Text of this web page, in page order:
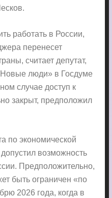
работать в России,
перенесет
считает депутат,
люди» в Госдуме
случае доступ к
закрыт, предположил
по экономической
возможность
Предположительно,
быть ограничен «по
2026 года, когда в